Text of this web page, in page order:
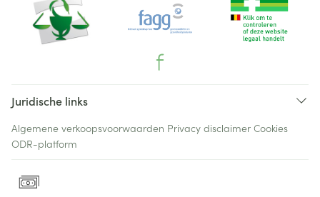
Juridische links
Algemene verkoopsvoorwaarden Privacy disclaimer Cookies
ODR-platform